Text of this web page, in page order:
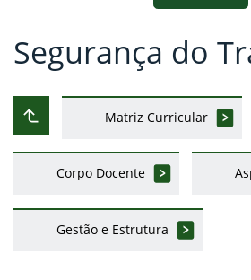
Fim da navegação
Início do conteúdo
Segurança do
Subir ao nível anterior
Matriz Curricular
Corpo Docente
Gestão e Estrutura